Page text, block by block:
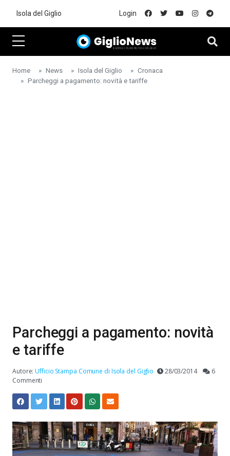
Isola del Giglio Login
Home News Isola del Giglio
Cronaca
Parcheggi a pagamento: novità e tariffe
Parcheggi a pagamento: novità
e tariffe
Autore:Ufficio Stampa Comune di Isola del Giglio 28/03/2014
6
Commenti